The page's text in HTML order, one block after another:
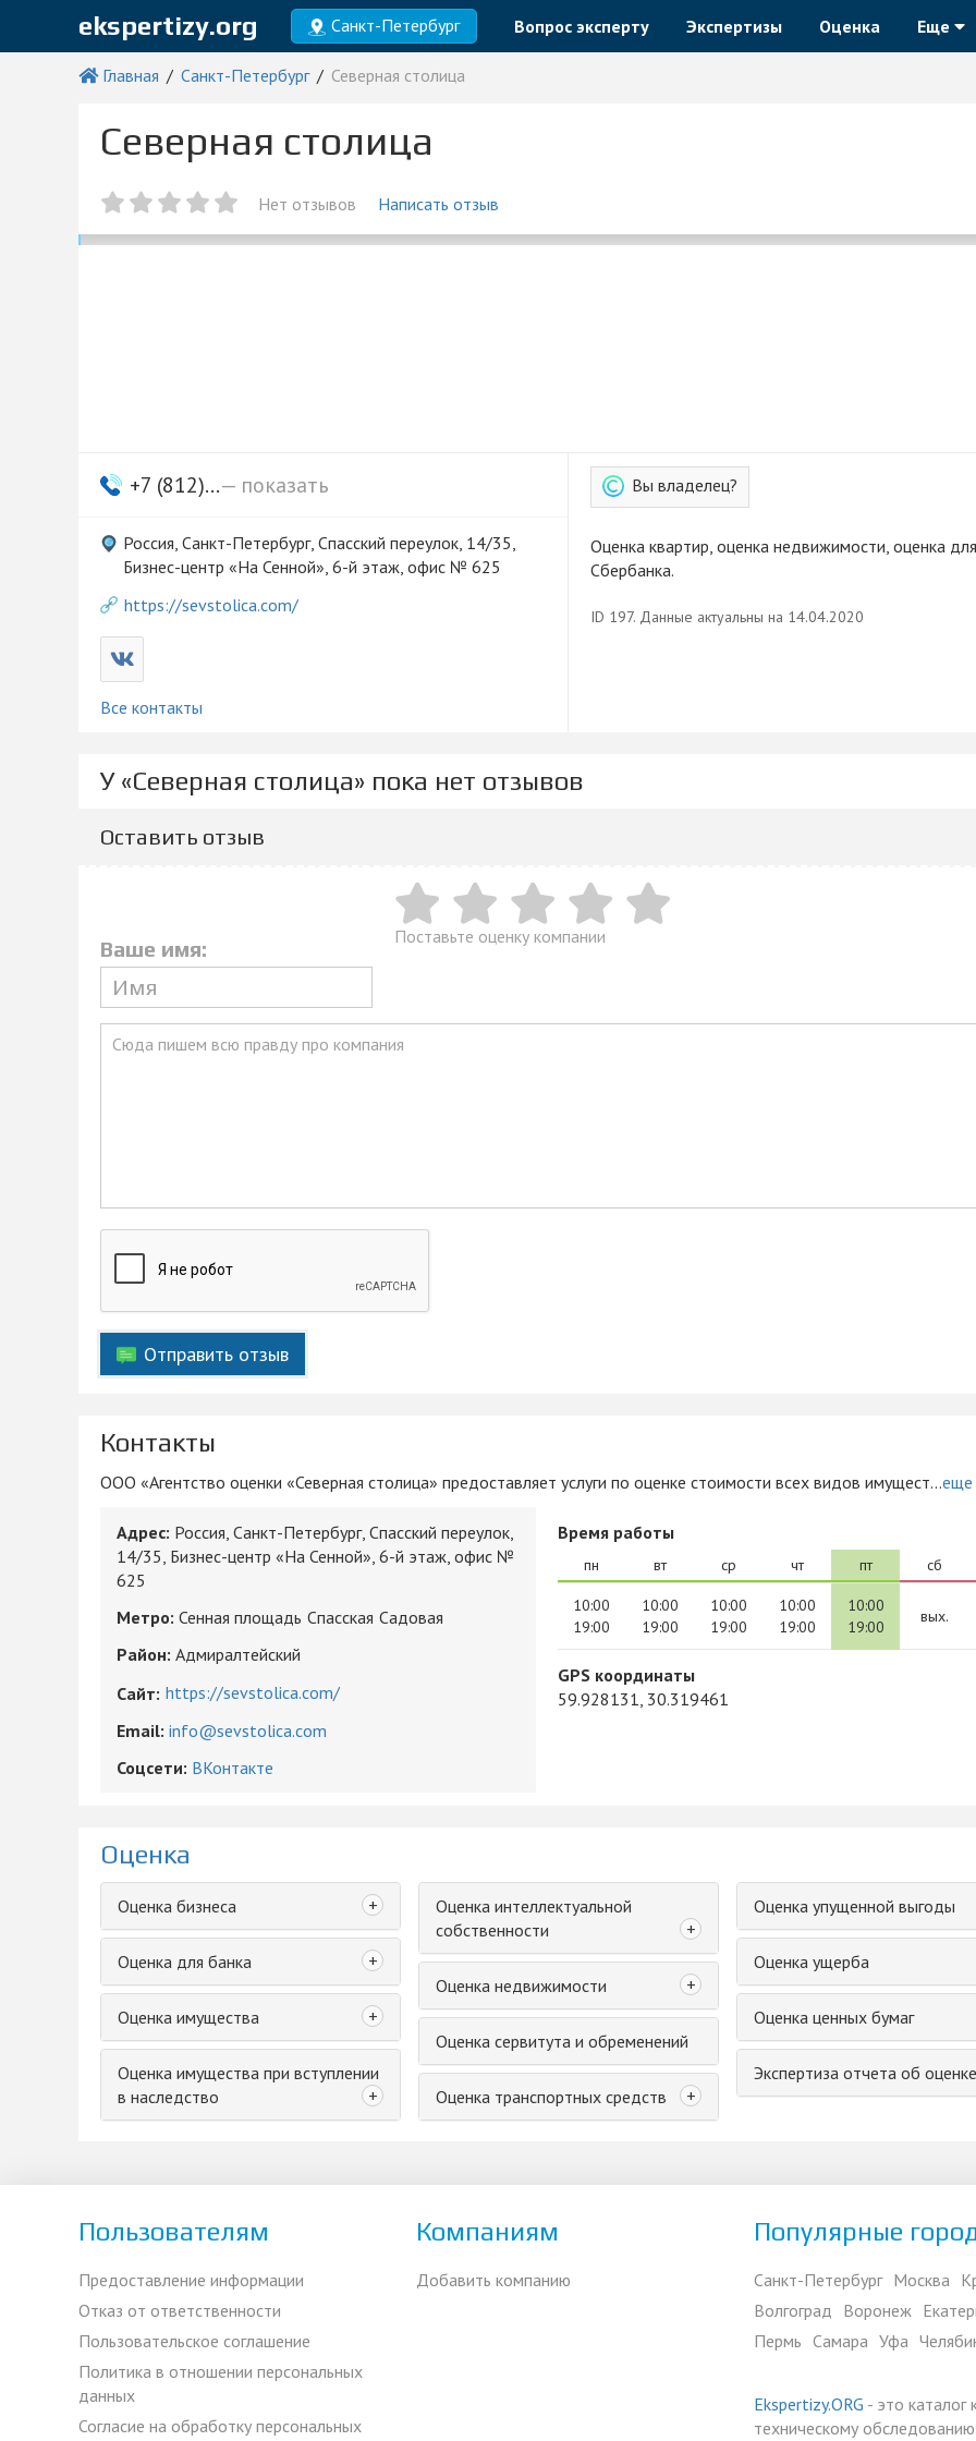
ekspertizy.org Санкт-Петербург Вопрос эксперту Экспертизы Оценка Еще
Главная Санкт-Петербург Северная столица
Северная столица
Нет отзывов Написать отзыв
+7 (812)...— показать
Россия, Санкт-Петербург, Спасский переулок, 14/35,
Бизнес-центр «На Сенной», 6-й этаж, офис № 625
https://sevstolica.com/
Все контакты
Вы владелец?
Оценка квартир, оценка недвижимости, оценка для
Сбербанка.
ID 197. Данные актуальны на 14.04.2020
У «Северная столица» пока нет отзывов
Оставить отзыв
Ваше имя: Поставьте оценку компании
Отправить отзыв
Контакты
ООО «Агентство оценки «Северная столица» предоставляет услуги по оценке стоимости всех видов имущест...еще
Адрес: Россия, Санкт-Петербург, Спасский переулок,
14/35, Бизнес-центр «На Сенной», 6-й этаж, офис №
625
Метро: Сенная площадь Спасская Садовая
Район: Адмиралтейский
Сайт: https://sevstolica.com/
Email: info@sevstolica.com
Соцсети: ВКонтакте
Время работы
пн
10:00
19:00
вт
10:00
19:00
ср
10:00
19:00
чт
10:00
19:00
пт
10:00
19:00
сб
вых.
GPS координаты
59.928131, 30.319461
Оценка
Оценка бизнеса +
Оценка для банка +
Оценка имущества +
Оценка имущества при вступлении
в наследство
+
Оценка интеллектуальной
собственности
+
Оценка недвижимости +
Оценка сервитута и обременений
Оценка транспортных средств +
Оценка упущенной выгоды
Оценка ущерба
Оценка ценных бумаг
Экспертиза отчета об оценке
Пользователям
Предоставление информации
Отказ от ответственности
Пользовательское соглашение
Политика в отношении персональных
данных
Согласие на обработку персональных
Компаниям
Добавить компанию
Популярные
Санкт-Петербург Москва
Волгоград Воронеж
Пермь Самара Уфа
Ekspertizy.ORG - это каталог
техническому